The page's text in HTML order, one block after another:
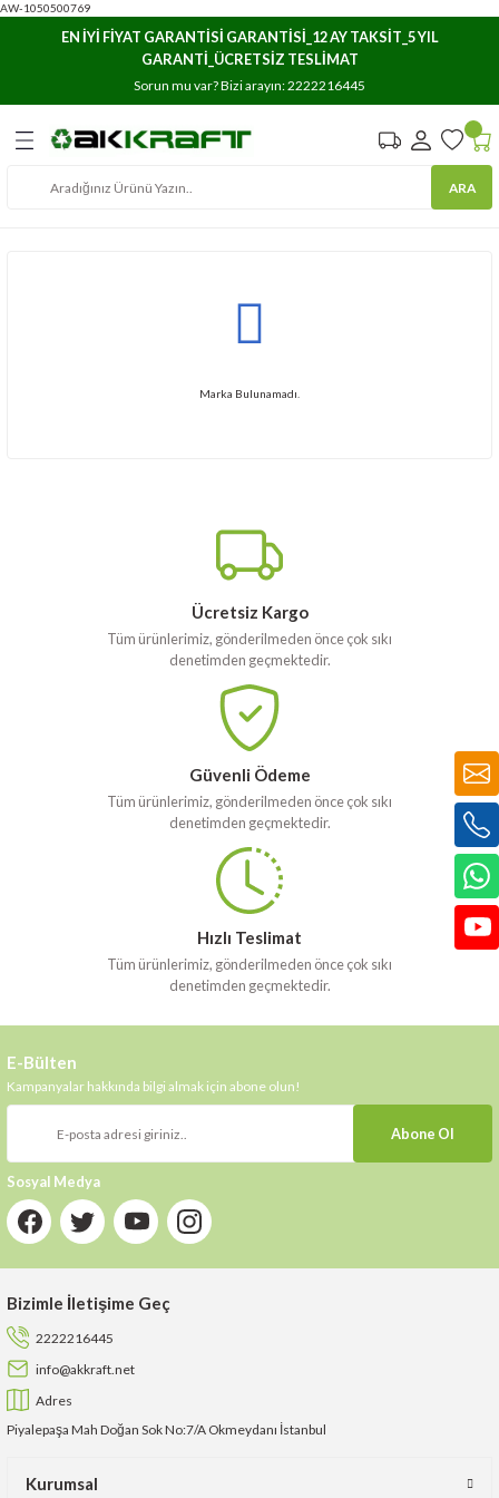
AW-1050500769
EN İYİ FİYAT GARANTİSİ GARANTİSİ_12 AY TAKSİT_5 YIL
GARANTİ_ÜCRETSİZ TESLİMAT
Sorun mu var? Bizi arayın:2222216445
ARA
Geri Dön
Geri Dön
ve Kartoteks
Geri Dön
Marka Bulunamadı.
Ücretsiz Kargo
Tüm ürünlerimiz, gönderilmeden önce çok sıkı
denetimden geçmektedir.
Güvenli Ödeme
Tüm ürünlerimiz, gönderilmeden önce çok sıkı
denetimden geçmektedir.
Hızlı Teslimat
Tüm ürünlerimiz, gönderilmeden önce çok sıkı
denetimden geçmektedir.
E-Bülten
Kampanyalar hakkında bilgi almak için abone olun!
Abone Ol
Sosyal Medya
Bizimle İletişime Geç
2222216445
info@akkraft.net
Adres
Piyalepaşa Mah Doğan Sok No:7/A Okmeydanı İstanbul
Kurumsal